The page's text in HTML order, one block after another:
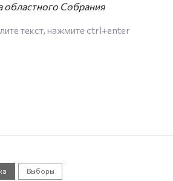
Собрания
текст, нажмите ctrl+enter
Выборы